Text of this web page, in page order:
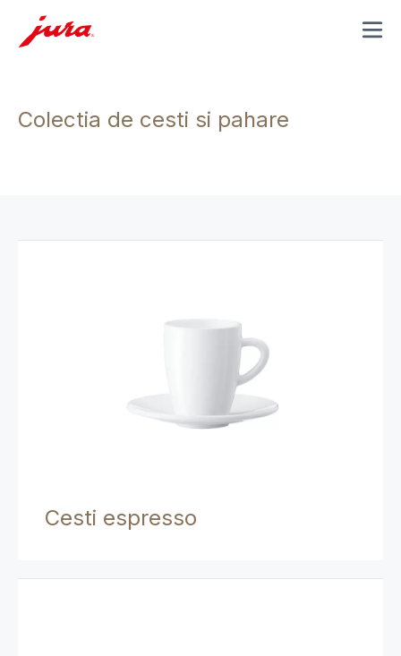
MENU
Colectia de cesti si pahare
Cesti espresso